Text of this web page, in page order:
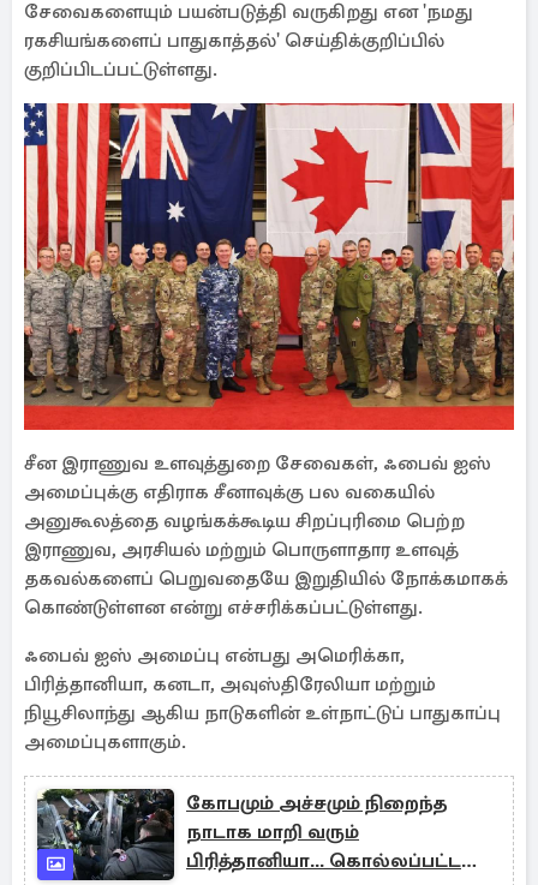
சேவைகளையும் பயன்படுத்தி வருகிறது என 'நமது
ரகசியங்களைப் பாதுகாத்தல்' செய்திக்குறிப்பில்
குறிப்பிடப்பட்டுள்ளது.
சீன இராணுவ உளவுத்துறை சேவைகள், ஃபைவ் ஐஸ்
அமைப்புக்கு எதிராக சீனாவுக்கு பல வகையில்
அனுகூலத்தை வழங்கக்கூடிய சிறப்புரிமை பெற்ற
இராணுவ, அரசியல் மற்றும் பொருளாதார உளவுத்
தகவல்களைப் பெறுவதையே இறுதியில் நோக்கமாகக்
கொண்டுள்ளன என்று எச்சரிக்கப்பட்டுள்ளது.
ஃபைவ் ஐஸ் அமைப்பு என்பது அமெரிக்கா,
பிரித்தானியா, கனடா, அவுஸ்திரேலியா மற்றும்
நியூசிலாந்து ஆகிய நாடுகளின் உள்நாட்டுப் பாதுகாப்பு
அமைப்புகளாகும்.
கோபமும் அச்சமும் நிறைந்த
நாடாக மாறி வரும்
பிரித்தானியா... கொல்லப்பட்ட